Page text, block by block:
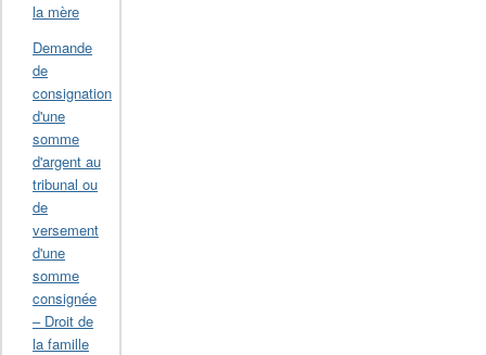
la mère
Demande
de
consignation
d'une
somme
d'argent au
tribunal ou
de
versement
d'une
somme
consignée
– Droit de
la famille